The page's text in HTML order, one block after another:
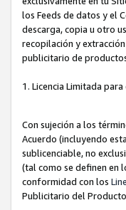
los Feeds de datos y el
descarga, copia u otro
recopilación y
publicitario de
1. Licencia Limitada
Con sujeción a los
Acuerdo (incluyendo
sublicenciable, no
(tal como se definen en
conformidad con los
Publicitario del